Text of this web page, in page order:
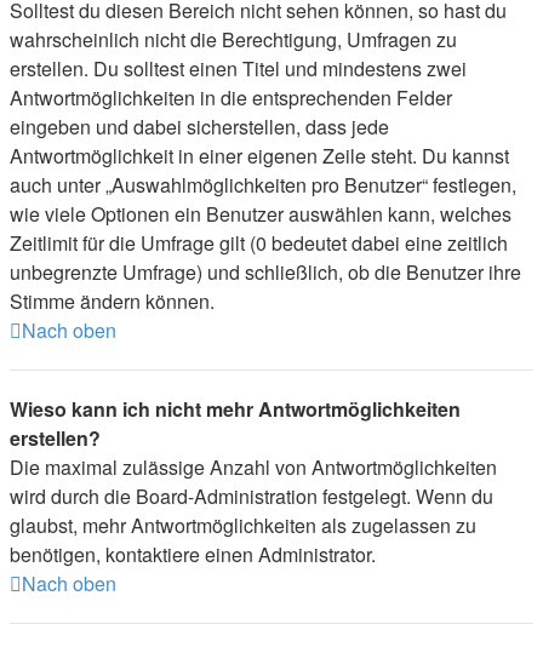
Solltest du diesen Bereich nicht sehen können, so hast du
wahrscheinlich nicht die Berechtigung, Umfragen zu
erstellen. Du solltest einen Titel und mindestens zwei
Antwortmöglichkeiten in die entsprechenden Felder
eingeben und dabei sicherstellen, dass jede
Antwortmöglichkeit in einer eigenen Zeile steht. Du kannst
auch unter „Auswahlmöglichkeiten pro Benutzer“ festlegen,
wie viele Optionen ein Benutzer auswählen kann, welches
Zeitlimit für die Umfrage gilt (0 bedeutet dabei eine zeitlich
unbegrenzte Umfrage) und schließlich, ob die Benutzer ihre
Stimme ändern können.
Nach oben
Wieso kann ich nicht mehr Antwortmöglichkeiten
erstellen?
Die maximal zulässige Anzahl von Antwortmöglichkeiten
wird durch die Board-Administration festgelegt. Wenn du
glaubst, mehr Antwortmöglichkeiten als zugelassen zu
benötigen, kontaktiere einen Administrator.
Nach oben